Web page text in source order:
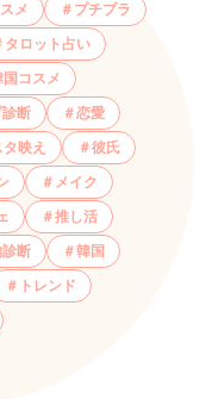
メ プチプラ
タロット占い
国コスメ
断 恋愛
映え 彼氏
メイク
推し活
診断 韓国
トレンド